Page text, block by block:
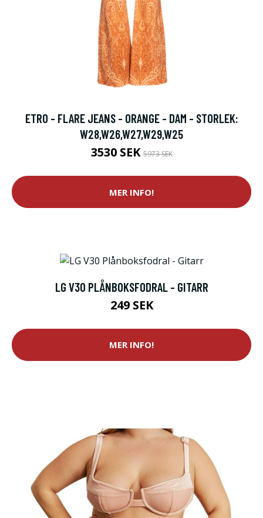
ETRO - FLARE JEANS - ORANGE - DAM - STORLEK:
W28,W26,W27,W29,W25
3530 SEK5973 SEK
MER INFO!
LG V30 PLÅNBOKSFODRAL - GITARR
249 SEK
MER INFO!